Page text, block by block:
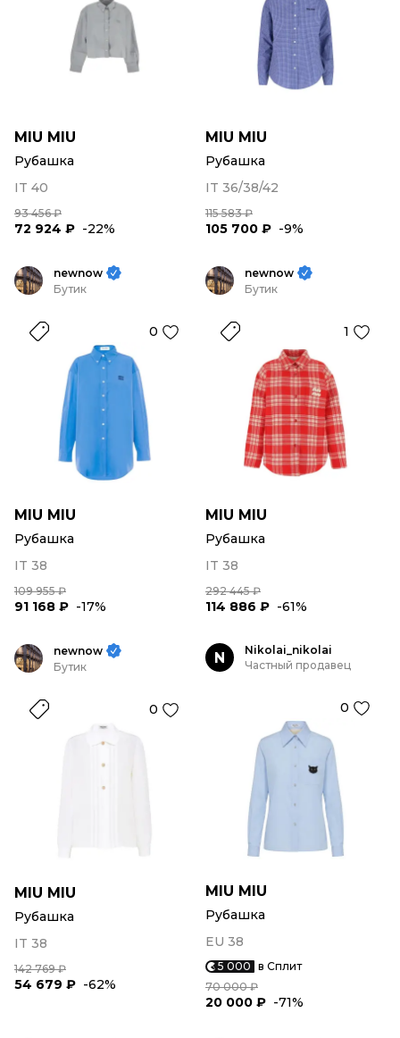
MIU MIU
Рубашка
IT 40
93 456 ₽
72 924 ₽ -22%
MIU MIU
Рубашка
IT 36/38/42
115 583 ₽
105 700 ₽ -9%
newnow
Бутик
0
MIU MIU
Рубашка
IT 38
109 955 ₽
91 168 ₽ -17%
newnow
Бутик
1
MIU MIU
Рубашка
IT 38
292 445 ₽
114 886 ₽ -61%
newnow
Бутик
0
MIU MIU
Рубашка
IT 38
142 769 ₽
54 679 ₽ -62%
N
Nikolai_nikolai
Частный продавец
0
MIU MIU
Рубашка
EU 38
5 000 в Сплит
70 000 ₽
20 000 ₽ -71%